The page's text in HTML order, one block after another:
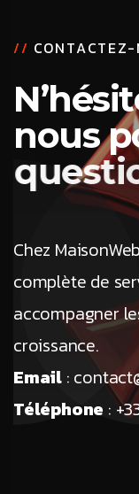
// CONTACTEZ-
N’hésit
nousp
questi
Chez
complète de
accompagner
croissance.
Email : contact
Téléphone :